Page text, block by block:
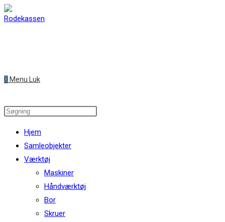
Skip
to
0 Menu Luk
Search
website
Hjem
Samleobjekter
Værktøj
Maskiner
Håndværktøj
Bor
Skruer